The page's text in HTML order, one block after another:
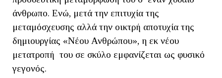
άνθρωπο. Ενώ, μετά την επιτυχία της
μεταμόσχευσης αλλά την οικτρή αποτυχία της
δημιουργίας «Νέου Ανθρώπου», η εκ νέου
μετατροπή του σε σκύλο εμφανίζεται ως φυσικό
γεγονός.